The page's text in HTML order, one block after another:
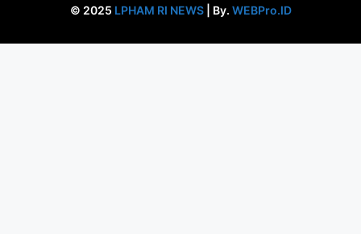
© 2025 LPHAM RI NEWS| By. WEBPro.ID